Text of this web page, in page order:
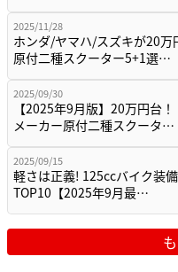
2025/11/28
ホンダ/ヤマハ/スズキが20万
原付二種スクーター5+1選…
2025/09/30
【2025年9月版】20万円台
メーカー原付二種スクータ…
2025/09/15
軽さは正義! 125ccバイク装
TOP10【2025年9月最…